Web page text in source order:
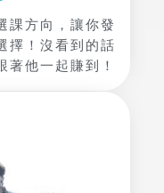
課方向，讓你發
擇！沒看到的話
著他一起賺到！